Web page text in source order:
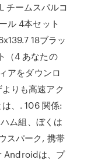
チームスパルコ
ル 4本セット
18ブラッ
（4 あなたの
アをダウンロ
りも高速アク
、. 106 関係:
ム組、ぼくは
スパーク, 携帯
Androidは、プ